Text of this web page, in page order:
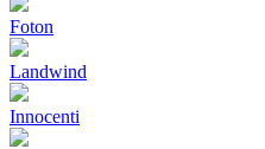
Foton
Landwind
Innocenti